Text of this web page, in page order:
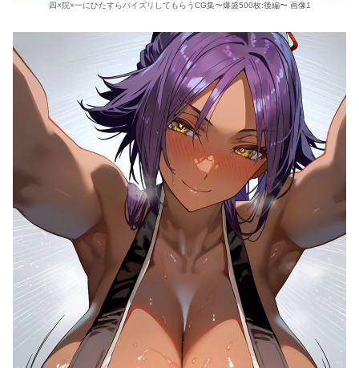
四×院×一にひたすらパイズリしてもらうCG集〜爆盛500枚:後編〜 画像1